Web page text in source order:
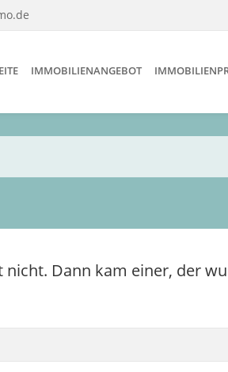
IMMOBILIENANGEBOT
nicht. Dann kam einer, der